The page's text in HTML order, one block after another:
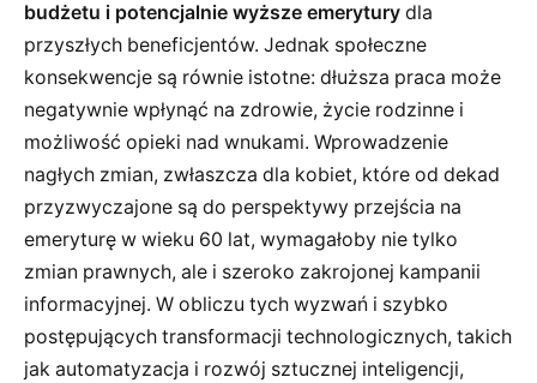
budżetu i potencjalnie wyższe emerytury dla
przyszłych beneficjentów. Jednak społeczne
konsekwencje są równie istotne: dłuższa praca może
negatywnie wpłynąć na zdrowie, życie rodzinne i
możliwość opieki nad wnukami. Wprowadzenie
nagłych zmian, zwłaszcza dla kobiet, które od dekad
przyzwyczajone są do perspektywy przejścia na
emeryturę w wieku 60 lat, wymagałoby nie tylko
zmian prawnych, ale i szeroko zakrojonej kampanii
informacyjnej. W obliczu tych wyzwań i szybko
postępujących transformacji technologicznych, takich
jak automatyzacja i rozwój sztucznej inteligencji,